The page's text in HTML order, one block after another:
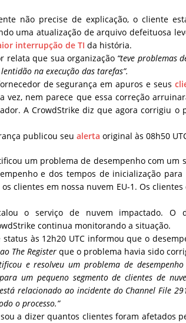
não precise de explicação, o cliente
uma atualização de arquivo defeituosa
interrupção de TI da história.
relata que sua organização “teve problemas
na execução das tarefas”.
de segurança em apuros e seus
vez, nem parece que essa correção
A CrowdStrike diz que agora corrigiu o
publicou seu alerta original às 08h50
um problema de desempenho com um
e dos tempos de inicialização
clientes em nossa nuvem EU-1. Os
o serviço de nuvem impactado. O
continua monitorando a situação.
status às 12h20 UTC informou que o
ao The Register que o problema havia sido
e resolveu um problema de
um pequeno segmento de clientes de
relacionado ao incidente do Channel File
o processo.”
a dizer quantos clientes foram afetados